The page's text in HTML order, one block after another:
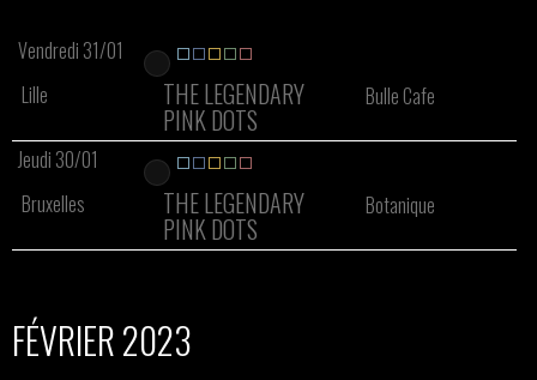
Vendredi 31/01
Lille
THE LEGENDARY
PINK DOTS
Bulle Cafe
Jeudi 30/01
Bruxelles
THE LEGENDARY
PINK DOTS
Botanique
FÉVRIER 2023